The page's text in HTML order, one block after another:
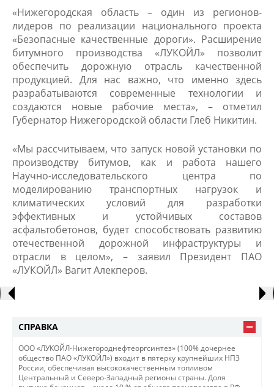
«Нижегородская область – один из регионов-
лидеров по реализации национального проекта
«Безопасные качественные дороги». Расширение
битумного производства «ЛУКОЙЛ» позволит
обеспечить дорожную отрасль качественной
продукцией. Для нас важно, что именно здесь
разрабатываются современные технологии и
создаются новые рабочие места», – отметил
Губернатор Нижегородской области Глеб Никитин.
«Мы рассчитываем, что запуск новой установки по
производству битумов, как и работа нашего
Научно-исследовательского центра по
моделированию транспортных нагрузок и
климатических условий для разработки
эффективных и устойчивых составов
асфальтобетонов, будет способствовать развитию
отечественной дорожной инфраструктуры и
отрасли в целом», – заявил Президент ПАО
«ЛУКОЙЛ» Вагит Алекперов. ​
СПРАВКА
ООО «ЛУКОЙЛ-Нижегороднефтеоргсинтез» (100% дочернее
общество ПАО «ЛУКОЙЛ») входит в пятерку крупнейших НПЗ
России, обеспечивая высококачественным топливом
Центральный и Северо-Западный регионы страны. Доля